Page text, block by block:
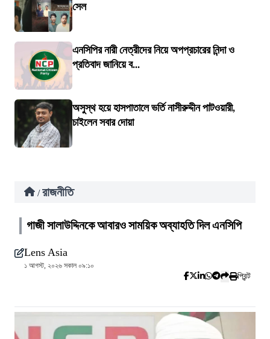
সেল
এনসিপির নারী নেত্রীদের নিয়ে অপপ্রচারের নিন্দা ও
প্রতিবাদ জানিয়ে ব...
অসুস্থ হয়ে হাসপাতালে ভর্তি নাসীরুদ্দীন পাটওয়ারী,
চাইলেন সবার দোয়া
/ রাজনীতি
গাজী সালাউদ্দিনকে আবারও সাময়িক অব্যাহতি দিল এনসিপি
Lens Asia
১ আগস্ট, ২০২৬ সকাল ০৯:১০
প্রিন্ট